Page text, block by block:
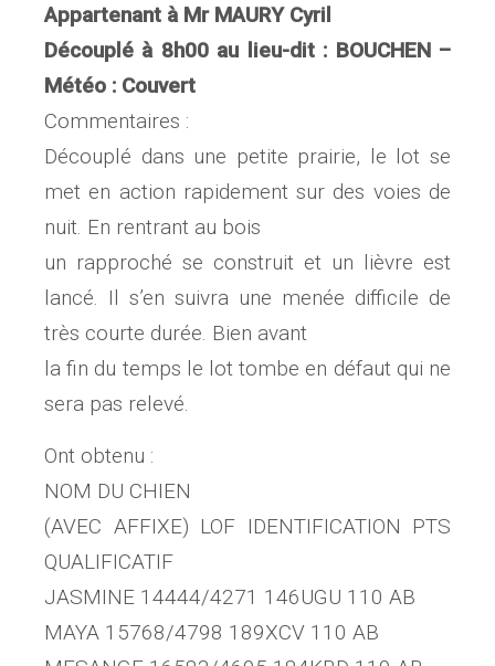
Appartenant à Mr MAURY Cyril
Découplé à 8h00 au lieu-dit : BOUCHEN –
Météo : Couvert
Commentaires :
Découplé dans une petite prairie, le lot se
met en action rapidement sur des voies de
nuit. En rentrant au bois
un rapproché se construit et un lièvre est
lancé. Il s’en suivra une menée difficile de
très courte durée. Bien avant
la fin du temps le lot tombe en défaut qui ne
sera pas relevé.
Ont obtenu :
NOM DU CHIEN
(AVEC AFFIXE) LOF IDENTIFICATION PTS
QUALIFICATIF
JASMINE 14444/4271 146UGU 110 AB
MAYA 15768/4798 189XCV 110 AB